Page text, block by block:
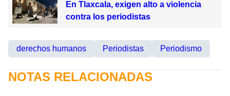
En Tlaxcala, exigen alto a violencia
contra los periodistas
derechos humanos Periodistas Periodismo
NOTAS RELACIONADAS